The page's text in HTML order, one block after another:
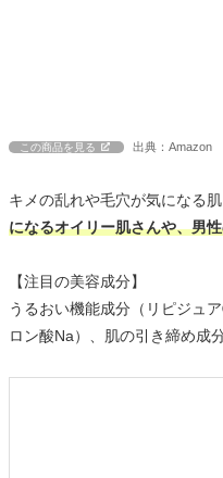
この商品を見る 出典：Amazon
キメの乱れや毛穴が気になる肌
になるオイリー肌さんや、男
【注目の美容成分】
うるおい機能成分（リピジュ
ロン酸Na）、肌の引き締め成